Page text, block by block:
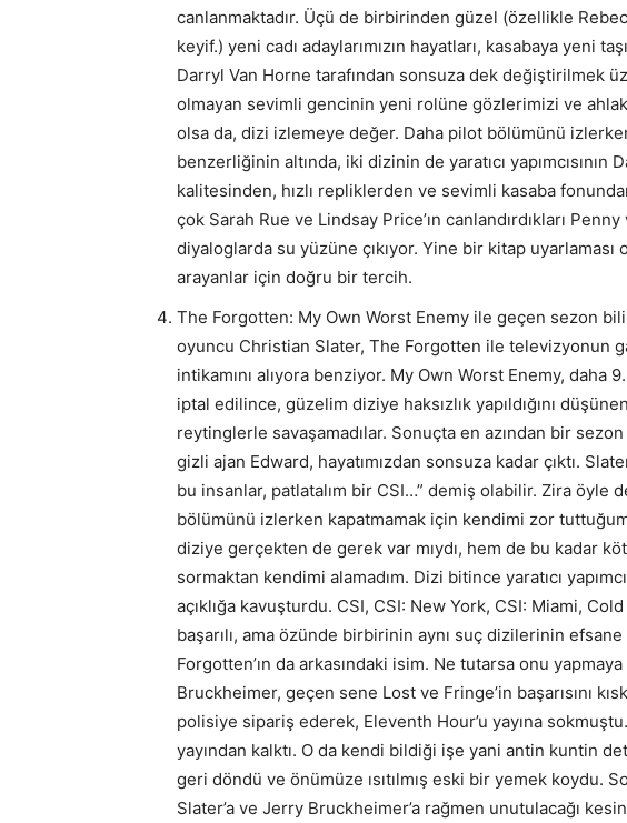
canlanmaktadır. Üçü de birbirinden güzel (özellikle
keyif.) yeni cadı adaylarımızın hayatları, kasabaya yeni
Darryl Van Horne tarafından sonsuza dek değiştirilmek
olmayan sevimli gencinin yeni rolüne gözlerimizi ve
olsa da, dizi izlemeye değer. Daha pilot bölümünü
benzerliğinin altında, iki dizinin de yaratıcı yapımcısının
kalitesinden, hızlı repliklerden ve sevimli kasaba
çok Sarah Rue ve Lindsay Price’ın canlandırdıkları
diyaloglarda su yüzüne çıkıyor. Yine bir kitap
arayanlar için doğru bir tercih.
The Forgotten: My Own Worst Enemy ile geçen sezon
oyuncu Christian Slater, The Forgotten ile televizyonun
intikamını alıyora benziyor. My Own Worst Enemy, daha
iptal edilince, güzelim diziye haksızlık yapıldığını
reytinglerle savaşamadılar. Sonuçta en azından bir
gizli ajan Edward, hayatımızdan sonsuza kadar çıktı.
bu insanlar, patlatalım bir CSI…” demiş olabilir. Zira öyle
bölümünü izlerken kapatmamak için kendimi zor
diziye gerçekten de gerek var mıydı, hem de bu kadar
sormaktan kendimi alamadım. Dizi bitince yaratıcı
açıklığa kavuşturdu. CSI, CSI: New York, CSI: Miami,
başarılı, ama özünde birbirinin aynı suç dizilerinin
Forgotten’ın da arkasındaki isim. Ne tutarsa onu
Bruckheimer, geçen sene Lost ve Fringe’in başarısını
polisiye sipariş ederek, Eleventh Hour’u yayına
yayından kalktı. O da kendi bildiği işe yani antin kuntin
geri döndü ve önümüze ısıtılmış eski bir yemek koydu.
Slater’a ve Jerry Bruckheimer’a rağmen unutulacağı